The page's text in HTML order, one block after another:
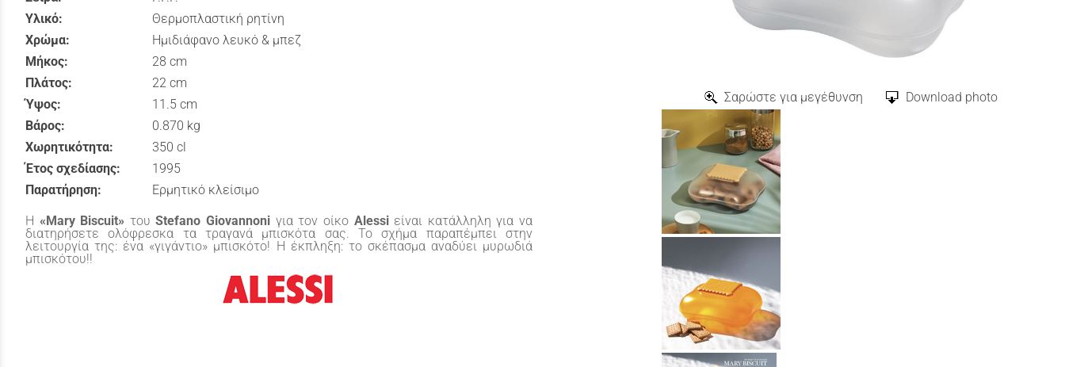
Σαρώστε για μεγέθυνση Download photo
Υλικό:
Θερμοπλαστική ρητίνη
Χρώμα:
Ημιδιάφανο λευκό & μπεζ
Μήκος:
28 cm
Πλάτος:
22 cm
Ύψος:
11.5 cm
Βάρος:
0.870 kg
Χωρητικότητα:
350 cl
Έτος σχεδίασης:
1995
Παρατήρηση:
Ερμητικό κλείσιμο
H «Mary Biscuit» τουStefano Giovannoni για τον οίκο Alessiείναι κατάλληλη για να
διατηρήσετε ολόφρεσκα τα τραγανά μπισκότα σας. Το σχήμα παραπέμπει στην
λειτουργία της: ένα «γιγάντιο» μπισκότο! Η έκπληξη: το σκέπασμα αναδύει μυρωδιά
μπισκότου!!